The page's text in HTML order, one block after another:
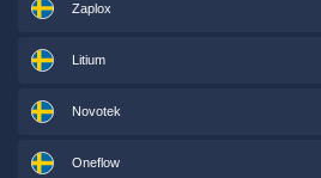
Zaplox
Litium
Novotek
Oneflow